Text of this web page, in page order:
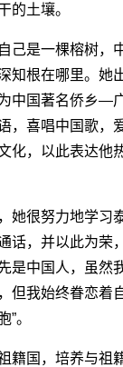
的土壤。
是一棵榕树，
知根在哪里。她
中国著名侨乡―
，喜唱中国歌，
化，以此表达他
很努力地学习
话，并以此为荣
是中国人，虽然
但我始终眷恋着
。
国，培养与祖